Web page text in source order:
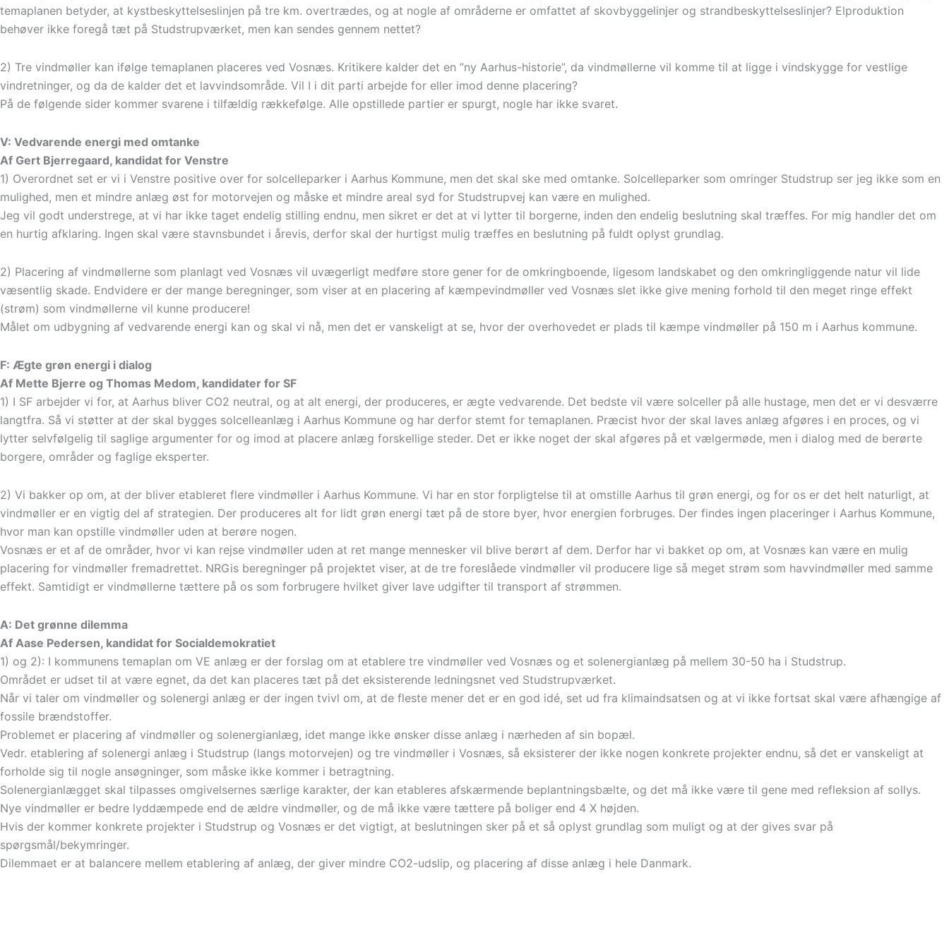
temaplanen betyder, at kystbeskyttelseslinjen på tre km. overtrædes, og at nogle af områderne er omfattet af skovbyggelinjer og strandbeskyttelseslinjer? Elproduktion
behøver ikke foregå tæt på Studstrupværket, men kan sendes gennem nettet?
2) Tre vindmøller kan ifølge temaplanen placeres ved Vosnæs. Kritikere kalder det en ”ny Aarhus-historie”, da vindmøllerne vil komme til at ligge i vindskygge for vestlige
vindretninger, og da de kalder det et lavvindsområde. Vil I i dit parti arbejde for eller imod denne placering?
På de følgende sider kommer svarene i tilfældig rækkefølge. Alle opstillede partier er spurgt, nogle har ikke svaret.
V: Vedvarende energi med omtanke
Af Gert Bjerregaard, kandidat for Venstre
1) Overordnet set er vi i Venstre positive over for solcelleparker i Aarhus Kommune, men det skal ske med omtanke. Solcelleparker som omringer Studstrup ser jeg ikke som en
mulighed, men et mindre anlæg øst for motorvejen og måske et mindre areal syd for Studstrupvej kan være en mulighed.
Jeg vil godt understrege, at vi har ikke taget endelig stilling endnu, men sikret er det at vi lytter til borgerne, inden den endelig beslutning skal træffes. For mig handler det om
en hurtig afklaring. Ingen skal være stavnsbundet i årevis, derfor skal der hurtigst mulig træffes en beslutning på fuldt oplyst grundlag.
2) Placering af vindmøllerne som planlagt ved Vosnæs vil uvægerligt medføre store gener for de omkringboende, ligesom landskabet og den omkringliggende natur vil lide
væsentlig skade. Endvidere er der mange beregninger, som viser at en placering af kæmpevindmøller ved Vosnæs slet ikke give mening forhold til den meget ringe effekt
(strøm) som vindmøllerne vil kunne producere!
Målet om udbygning af vedvarende energi kan og skal vi nå, men det er vanskeligt at se, hvor der overhovedet er plads til kæmpe vindmøller på 150 m i Aarhus kommune.
F: Ægte grøn energi i dialog
Af Mette Bjerre og Thomas Medom, kandidater for SF
1) I SF arbejder vi for, at Aarhus bliver CO2 neutral, og at alt energi, der produceres, er ægte vedvarende. Det bedste vil være solceller på alle hustage, men det er vi desværre
langtfra. Så vi støtter at der skal bygges solcelleanlæg i Aarhus Kommune og har derfor stemt for temaplanen. Præcist hvor der skal laves anlæg afgøres i en proces, og vi
lytter selvfølgelig til saglige argumenter for og imod at placere anlæg forskellige steder. Det er ikke noget der skal afgøres på et vælgermøde, men i dialog med de berørte
borgere, områder og faglige eksperter.
2) Vi bakker op om, at der bliver etableret flere vindmøller i Aarhus Kommune. Vi har en stor forpligtelse til at omstille Aarhus til grøn energi, og for os er det helt naturligt, at
vindmøller er en vigtig del af strategien. Der produceres alt for lidt grøn energi tæt på de store byer, hvor energien forbruges. Der findes ingen placeringer i Aarhus Kommune,
hvor man kan opstille vindmøller uden at berøre nogen.
Vosnæs er et af de områder, hvor vi kan rejse vindmøller uden at ret mange mennesker vil blive berørt af dem. Derfor har vi bakket op om, at Vosnæs kan være en mulig
placering for vindmøller fremadrettet. NRGis beregninger på projektet viser, at de tre foreslåede vindmøller vil producere lige så meget strøm som havvindmøller med samme
effekt. Samtidigt er vindmøllerne tættere på os som forbrugere hvilket giver lave udgifter til transport af strømmen.
A: Det grønne dilemma
Af Aase Pedersen, kandidat for Socialdemokratiet
1) og 2): I kommunens temaplan om VE anlæg er der forslag om at etablere tre vindmøller ved Vosnæs og et solenergianlæg på mellem 30-50 ha i Studstrup.
Området er udset til at være egnet, da det kan placeres tæt på det eksisterende ledningsnet ved Studstrupværket.
Når vi taler om vindmøller og solenergi anlæg er der ingen tvivl om, at de fleste mener det er en god idé, set ud fra klimaindsatsen og at vi ikke fortsat skal være afhængige af
fossile brændstoffer.
Problemet er placering af vindmøller og solenergianlæg, idet mange ikke ønsker disse anlæg i nærheden af sin bopæl.
Vedr. etablering af solenergi anlæg i Studstrup (langs motorvejen) og tre vindmøller i Vosnæs, så eksisterer der ikke nogen konkrete projekter endnu, så det er vanskeligt at
forholde sig til nogle ansøgninger, som måske ikke kommer i betragtning.
Solenergianlægget skal tilpasses omgivelsernes særlige karakter, der kan etableres afskærmende beplantningsbælte, og det må ikke være til gene med refleksion af sollys.
Nye vindmøller er bedre lyddæmpede end de ældre vindmøller, og de må ikke være tættere på boliger end 4 X højden.
Hvis der kommer konkrete projekter i Studstrup og Vosnæs er det vigtigt, at beslutningen sker på et så oplyst grundlag som muligt og at der gives svar på
spørgsmål/bekymringer.
Dilemmaet er at balancere mellem etablering af anlæg, der giver mindre CO2-udslip, og placering af disse anlæg i hele Danmark.